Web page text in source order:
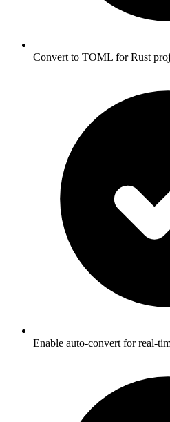
Convert to TOML for Rust
Enable auto-convert for real-